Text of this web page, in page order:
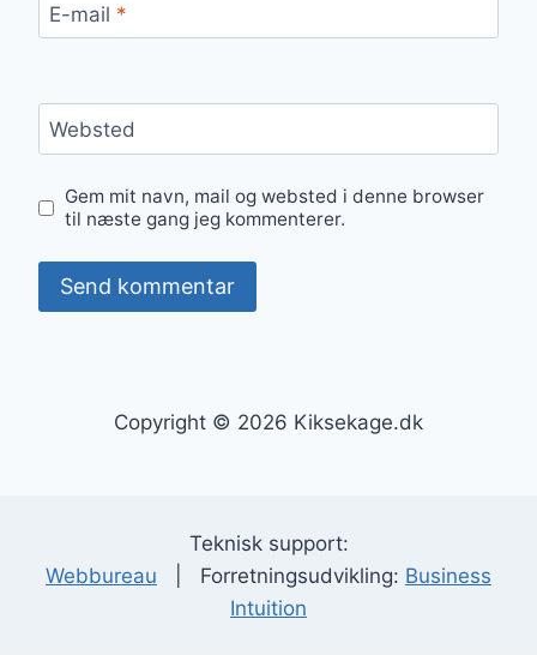
E-mail *
Websted
Gem mit navn, mail og websted i denne browser
til næste gang jeg kommenterer.
Copyright © 2026 Kiksekage.dk
Teknisk support:
Webbureau | Forretningsudvikling: Business
Intuition